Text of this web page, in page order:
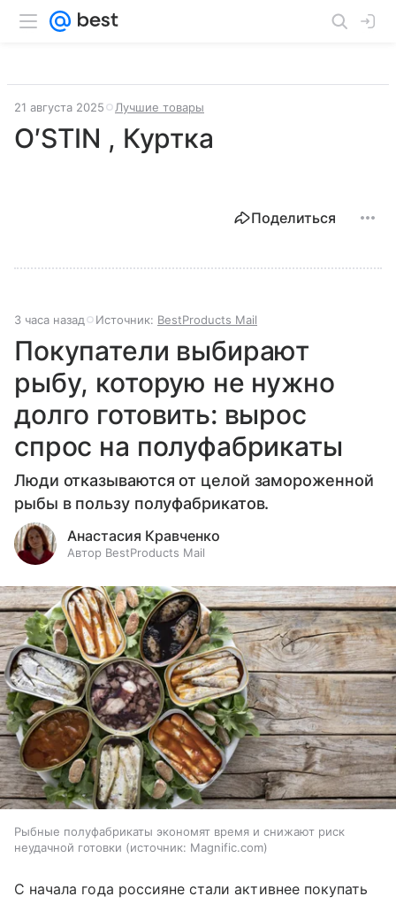
21 августа 2025 Лучшие товары
O′STIN , Куртка
Поделиться
3 часа назад Источник: BestProducts Mail
Покупатели выбирают
рыбу, которую не нужно
долго готовить: вырос
спрос на полуфабрикаты
Люди отказываются от целой замороженной
рыбы в пользу полуфабрикатов.
Анастасия Кравченко
Автор BestProducts Mail
Рыбные полуфабрикаты экономят время и снижают риск
неудачной готовки
источник: Magnific.com
С начала года россияне стали активнее покупать